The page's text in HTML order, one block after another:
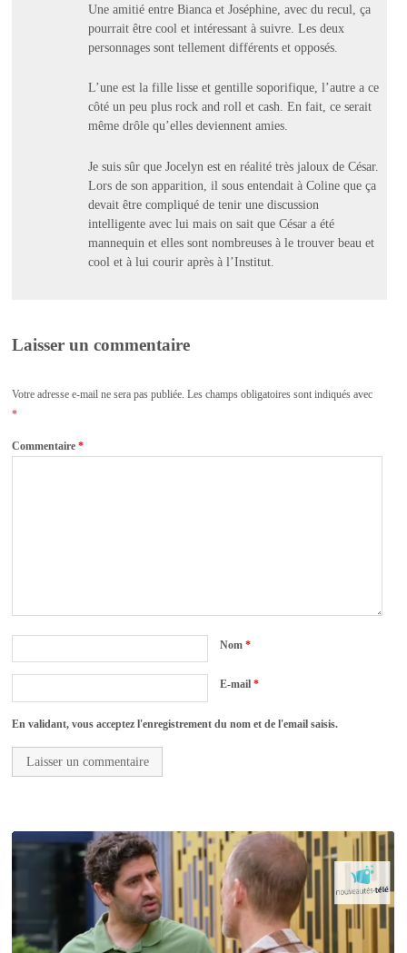
Une amitié entre Bianca et Joséphine, avec du recul, ça
pourrait être cool et intéressant à suivre. Les deux
personnages sont tellement différents et opposés.
L’une est la fille lisse et gentille soporifique, l’autre a ce
côté un peu plus rock and roll et cash. En fait, ce serait
même drôle qu’elles deviennent amies.
Je suis sûr que Jocelyn est en réalité très jaloux de César.
Lors de son apparition, il sous entendait à Coline que ça
devait être compliqué de tenir une discussion
intelligente avec lui mais on sait que César a été
mannequin et elles sont nombreuses à le trouver beau et
cool et à lui courir après à l’Institut.
Laisser un commentaire
Votre adresse e-mail ne sera pas publiée. Les champs obligatoires sont indiqués avec
*
Commentaire*
Nom*
E-mail*
En validant, vous acceptez l'enregistrement du nom et de l'email saisis.